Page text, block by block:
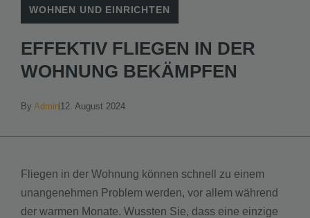
WOHNEN UND EINRICHTEN
EFFEKTIV FLIEGEN IN DER
WOHNUNG BEKÄMPFEN
By Admin12. August 2024
Fliegen in der Wohnung können schnell zu einem
unangenehmen Problem werden, vor allem während
der warmen Monate. Wussten Sie, dass eine einzige